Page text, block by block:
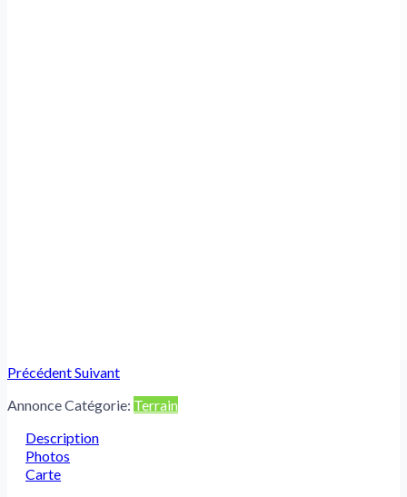
PrécédentSuivant
Annonce Catégorie: Terrain
Description
Photos
Carte